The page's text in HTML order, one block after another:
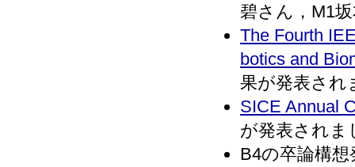
碧さん，M1
The Fourth
botics and
果が発表され
SICE Annual
が発表されま
B4の卒論構